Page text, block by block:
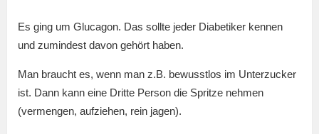
Es ging um Glucagon. Das sollte jeder Diabetiker kennen
und zumindest davon gehört haben.
Man braucht es, wenn man z.B. bewusstlos im Unterzucker
ist. Dann kann eine Dritte Person die Spritze nehmen
(vermengen, aufziehen, rein jagen).